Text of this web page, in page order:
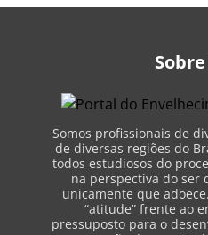
Somos profissionais de
de diversas regiões do
todos estudiosos do
na perspectiva do ser
unicamente que
“atitude” frente ao
pressuposto para o